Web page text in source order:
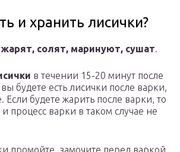
и хранить лисички?
солят, маринуют, сушат.
в течении 15-20 минут после
будете есть лисички после варки,
Если будете жарить после варки, то
процесс варки в таком случае не
промойте, замочите перед варкой